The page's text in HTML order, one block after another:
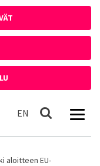
EN In English
Haku
aloitteen EU-